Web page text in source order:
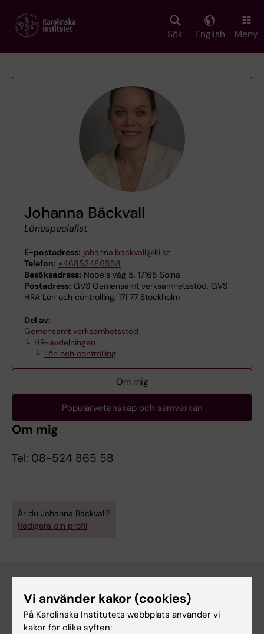
main
Sök English Meny
Johanna Bäckvall
Lönespecialist
E-postadress: johanna.backvall@ki.se
Telefon: +46852486558
Besöksadress: Nobels väg 5, 17165 Solna
Postadress: GVS Gemensamt verksamhetsstöd, GVS
HRA Lön och controlling, 171 77 Stockholm
Del av:
Gemensamt verksamhetsstöd
HR-avdelningen
Lön och controlling
Om mig
Populärvetenskap och samverkan
Om mig
Tel: 08-524 865 58
Är du Johanna Bäckvall?
Redigera din profil
Huvudmeny
Utbildning
Vi använder kakor (cookies)
På Karolinska Institutets webbplats använder vi
kakor för olika syften: